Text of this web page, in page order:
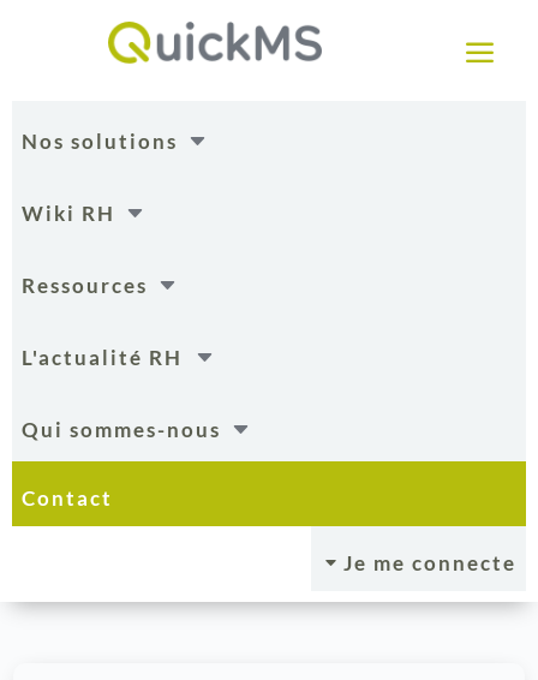
a
C
Nos solutions
C
Wiki RH
C
Ressources
C
L'actualité RH
C
Qui sommes-nous
Contact
C Je me connecte